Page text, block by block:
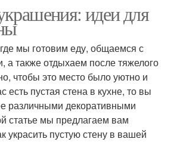
идеи для
мы готовим еду, общаемся с
а также отдыхаем после тяжелого
чтобы это место было уютно и
есть пустая стена в кухне, то вы
различными декоративными
статье мы предлагаем вам
украсить пустую стену в вашей